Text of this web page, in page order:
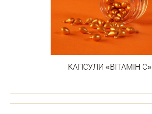
КАПСУЛИ «ВІТАМІН С»